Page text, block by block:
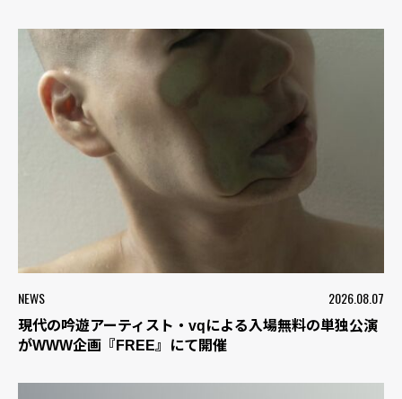
NEWS 2026.08.07
現代の吟遊アーティスト・vqによる入場無料の単独公演
がWWW企画『FREE』にて開催